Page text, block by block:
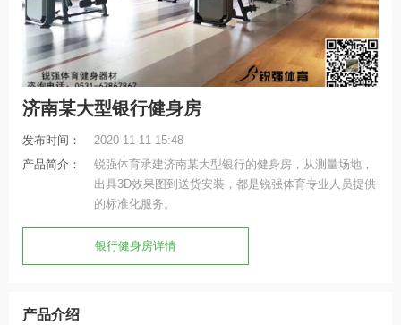
济南某大型银行健身房
发布时间：
2020-11-11 15:48
产品简介：
锐强体育承建济南某大型银行的健身房，从测量场地，
出具3D效果图到送货安装，都是锐强体育专业人员提供
的标准化服务。
银行健身房详情
产品介绍